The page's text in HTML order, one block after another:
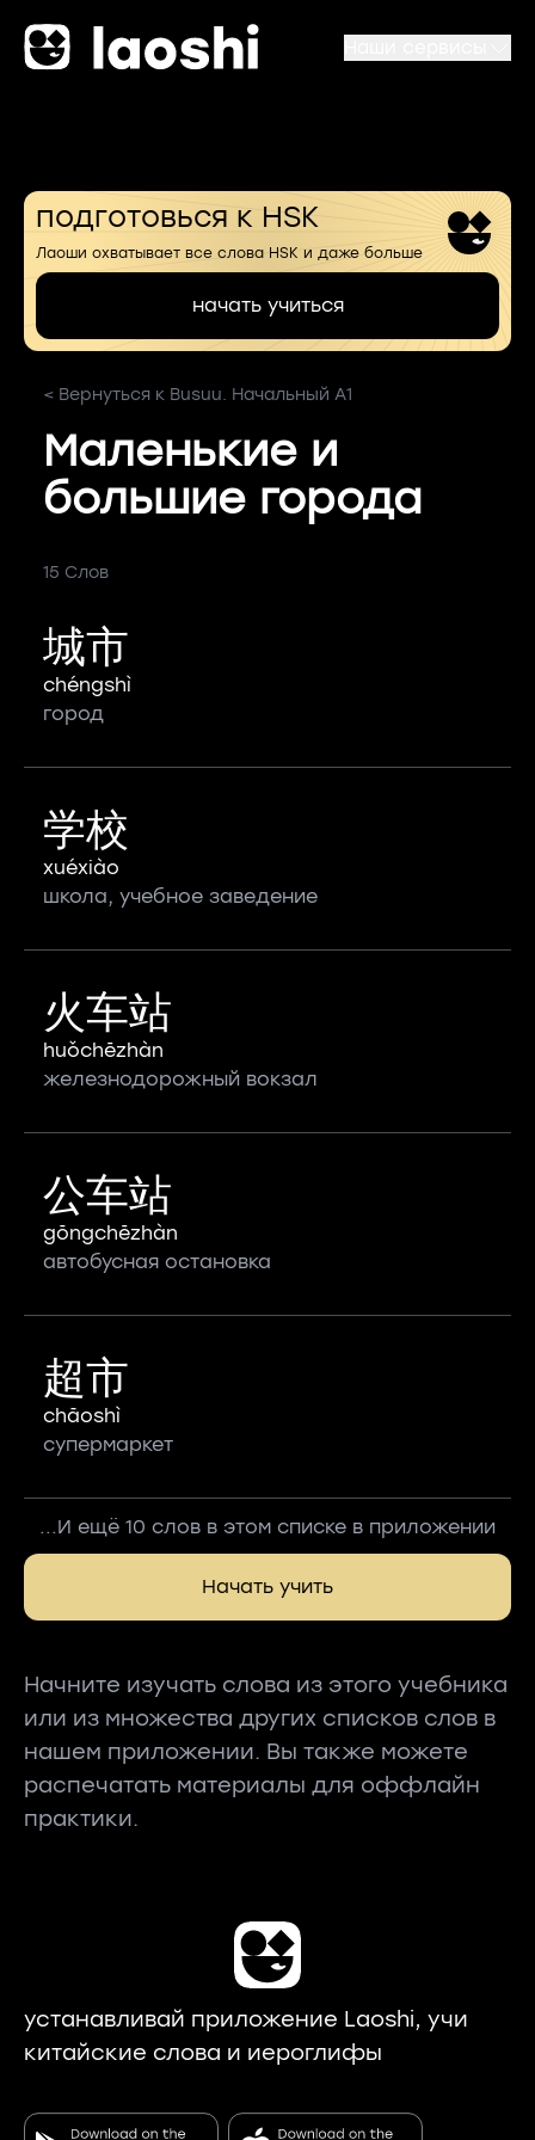
подготовься к HSK
Лаоши охватывает все слова HSK и даже больше
начать учиться
< Вернуться к Busuu. Начальный A1
Маленькие и
большие города
15 Слов
城市
chéngshì
город
学校
xuéxiào
школа, учебное заведение
火车站
huǒchēzhàn
железнодорожный вокзал
公车站
gōngchēzhàn
автобусная остановка
超市
chāoshì
супермаркет
...И ещё 10 слов в этом списке в приложении
Начать учить
Начните изучать слова из этого учебника
или из множества других списков слов в
нашем приложении. Вы также можете
распечатать материалы для оффлайн
практики.
устанавливай приложение Laoshi, учи
китайские слова и иероглифы